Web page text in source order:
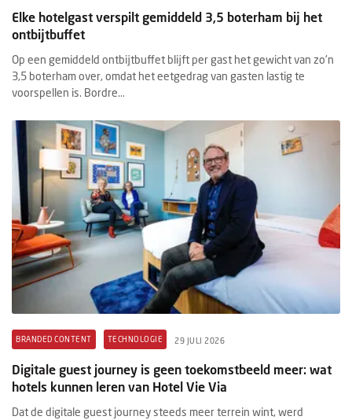
Elke hotelgast verspilt gemiddeld 3,5 boterham bij het
ontbijtbuffet
Op een gemiddeld ontbijtbuffet blijft per gast het gewicht van zo'n
3,5 boterham over, omdat het eetgedrag van gasten lastig te
voorspellen is. Bordre...
BRANDED CONTENT TECHNOLOGIE 29 JULI 2026
Digitale guest journey is geen toekomstbeeld meer: wat
hotels kunnen leren van Hotel Vie Via
Dat de digitale guest journey steeds meer terrein wint, werd